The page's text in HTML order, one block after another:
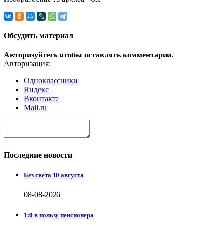
Обсудить материал
Авторизуйтесь чтобы оставлять комментарии.
Авторизация:
Одноклассники
Яндекс
Вконтакте
Mail.ru
Последние новости
Без света 10 августа
08-08-2026
1:0 в пользу пенсионера